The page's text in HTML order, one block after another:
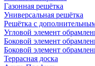
Газонная решётка
Универсальная решётка
Решётка с
Угловой элемент
Боковой элемент
Боковой элемент
Террасная доска